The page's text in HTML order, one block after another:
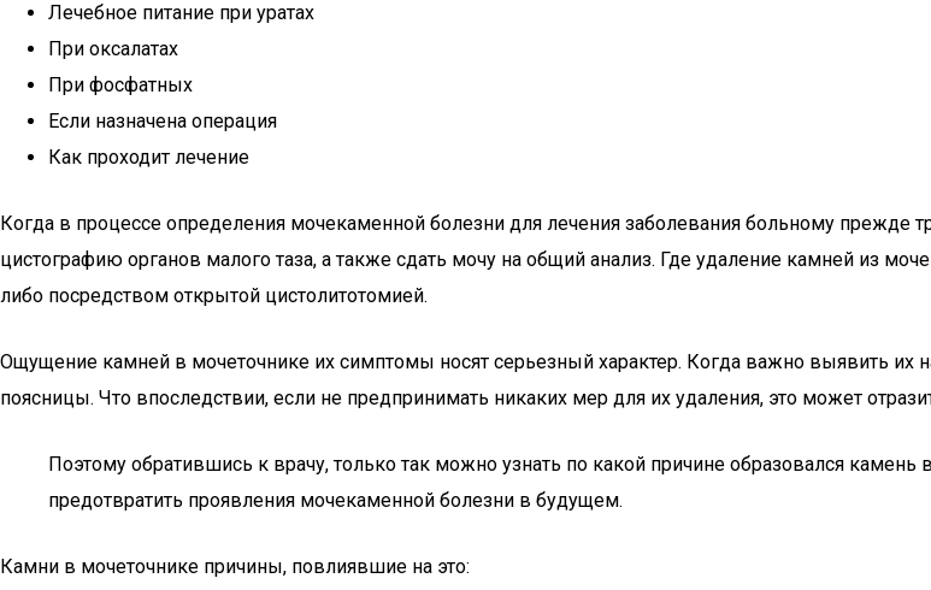
Лечебное питание при уратах
При оксалатах
При фосфатных
Если назначена операция
Как проходит лечение
Когда в процессе определения мочекаменной болезни для лечения заболевания больному прежде
цистографию органов малого таза, а также сдать мочу на общий анализ. Где удаление камней из
либо посредством открытой цистолитотомией.
Ощущение камней в мочеточнике их симптомы носят серьезный характер. Когда важно выявить их
поясницы. Что впоследствии, если не предпринимать никаких мер для их удаления, это может
Поэтому обратившись к врачу, только так можно узнать по какой причине образовался камень
предотвратить проявления мочекаменной болезни в будущем.
Камни в мочеточнике причины, повлиявшие на это: